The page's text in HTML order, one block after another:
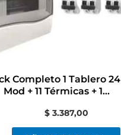
Completo 1 Tablero 24
Mod + 11 Térmicas + 1
$3.387,00